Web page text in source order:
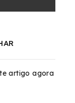
artigo agora